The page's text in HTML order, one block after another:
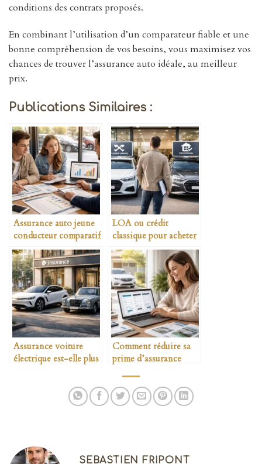
conditions des contrats proposés.
En combinant l’utilisation d’un comparateur fiable et une
bonne compréhension de vos besoins, vous maximisez vos
chances de trouver l’assurance auto idéale, au meilleur
prix.
Publications Similaires :
Assurance auto jeune
conducteur comparatif
détaillé
LOA ou crédit
classique pour acheter
une voiture
Assurance voiture
électrique est-elle plus
Comment réduire sa
prime d’assurance
SEBASTIEN FRIPONT